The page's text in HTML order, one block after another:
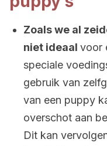
Zoals we al
niet ideaal voor
speciale
gebruik van
van een puppy
overschot aan
Dit kan